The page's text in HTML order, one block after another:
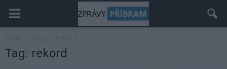
Tag: rekord